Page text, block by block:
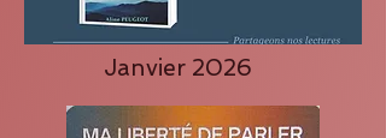
Janvier 2026